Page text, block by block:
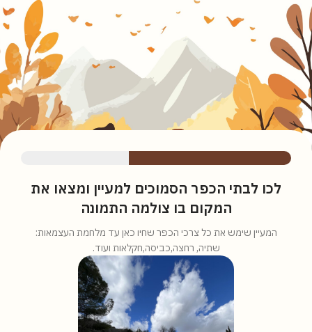
לכו לבתי הכפר הסמוכים למעיין ומצאו את
המקום בו צולמה התמונה
המעיין שימש את כל צרכי הכפר שחיו כאן עד מלחמת העצמאות:
שתיה, רחצה,כביסה,חקלאות ועוד.